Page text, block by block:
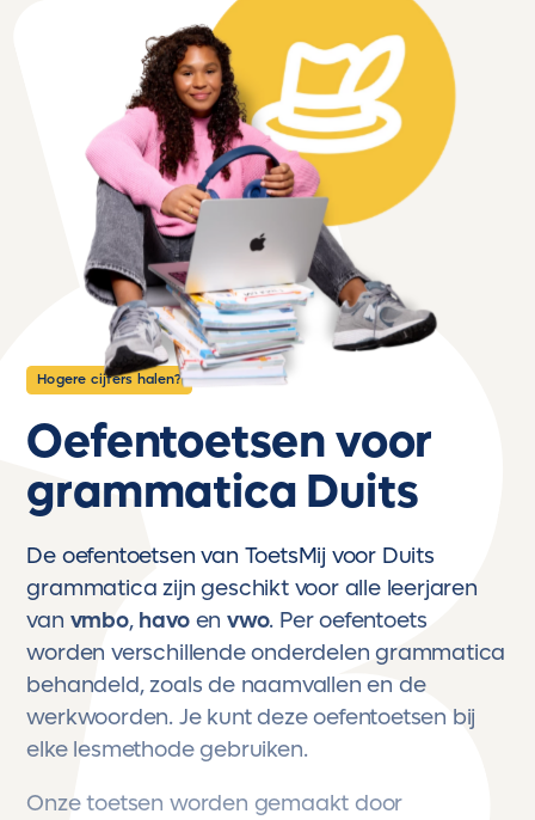
Hogere cijfers halen?
Oefentoetsen voor
grammatica Duits
De oefentoetsen van ToetsMij voor Duits
grammatica zijn geschikt voor alle leerjaren
van vmbo, havoen vwo. Per oefentoets
worden verschillende onderdelen grammatica
behandeld, zoals de naamvallen en de
werkwoorden. Je kunt deze oefentoetsen bij
elke lesmethode gebruiken.
Onze toetsen worden gemaakt door